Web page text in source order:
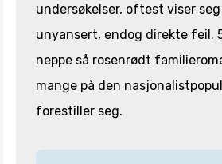
undersøkelser, oftest viser
unyansert, endog direkte feil.
neppe så rosenrødt
mange på den
forestiller seg.